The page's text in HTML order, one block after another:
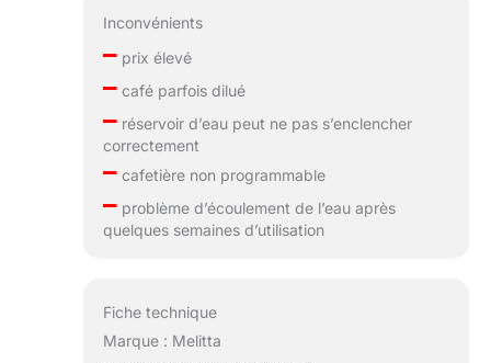
Inconvénients
–prix élevé
–café parfois dilué
–réservoir d’eau peut ne pas s’enclencher
correctement
–cafetière non programmable
–problème d’écoulement de l’eau après
quelques semaines d’utilisation
Fiche technique
Marque : Melitta